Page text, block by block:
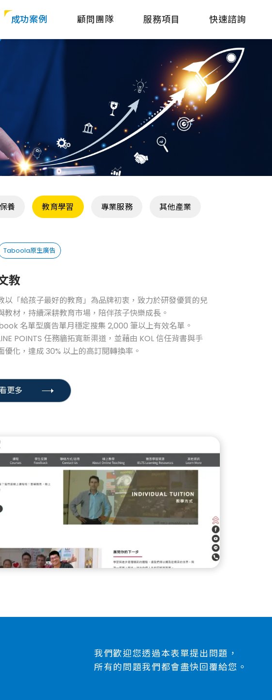
成功案例 顧問團隊 服務項目 快速諮詢
養 教育學習 專業服務 其他產業
Taboola原生廣告
教
以「給孩子最好的教育」為品牌初衷，致力於研發優質的兒
教材，持續深耕教育市場，陪伴孩子快樂成長。
名單型廣告單月穩定搜集 2,000 筆以上有效名單。
POINTS 任務牆拓寬新渠道，並藉由 KOL 信任背書與手
優化，達成 30% 以上的高訂閱轉換率。
更多
我們歡迎您透過本表單提出問題，
所有的問題我們都會盡快回覆給您。